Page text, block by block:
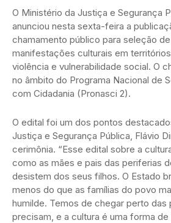
O Ministério da Justiça e Segurança
anunciou nesta sexta-feira a
chamamento público para seleção
manifestações culturais em
violência e vulnerabilidade social. O
no âmbito do Programa Nacional de
com Cidadania (Pronasci 2).
O edital foi um dos pontos
Justiça e Segurança Pública, Flávio
cerimônia. “Esse edital sobre a
como as mães e pais das periferias
desistem dos seus filhos. O Estado
menos do que as famílias do povo
humilde. Temos de chegar perto das
precisam, e a cultura é uma forma